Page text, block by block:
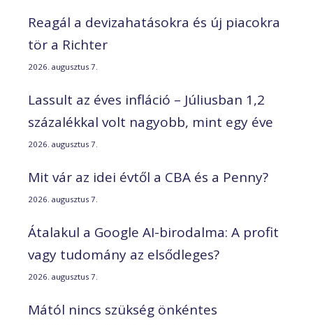
Reagál a devizahatásokra és új piacokra
tör a Richter
2026. augusztus 7.
Lassult az éves infláció – Júliusban 1,2
százalékkal volt nagyobb, mint egy éve
2026. augusztus 7.
Mit vár az idei évtől a CBA és a Penny?
2026. augusztus 7.
Átalakul a Google AI-birodalma: A profit
vagy tudomány az elsődleges?
2026. augusztus 7.
Mától nincs szükség önkéntes